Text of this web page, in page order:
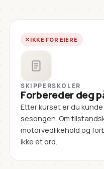
IKKE FOR EIERE
SKIPPERSKOLER
Forbereder deg
Etter kurset er du
sesongen. Om
motorvedlikehold og
ikke et ord.